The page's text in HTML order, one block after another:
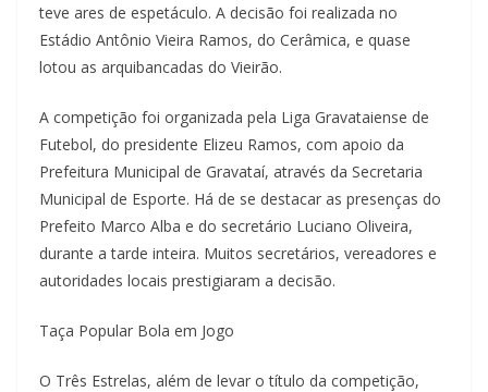
teve ares de espetáculo. A decisão foi realizada no
Estádio Antônio Vieira Ramos, do Cerâmica, e quase
lotou as arquibancadas do Vieirão.
A competição foi organizada pela Liga Gravataiense de
Futebol, do presidente Elizeu Ramos, com apoio da
Prefeitura Municipal de Gravataí, através da Secretaria
Municipal de Esporte. Há de se destacar as presenças do
Prefeito Marco Alba e do secretário Luciano Oliveira,
durante a tarde inteira. Muitos secretários, vereadores e
autoridades locais prestigiaram a decisão.
Taça Popular Bola em Jogo
O Três Estrelas, além de levar o título da competição,